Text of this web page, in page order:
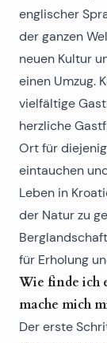
englischer
der ganzen
neuen Kultur
einen Umzug.
vielfältige
herzliche
Ort für
eintauchen
Leben in
der Natur zu
für Erholung
Wie finde ich
mache mich
Der erste